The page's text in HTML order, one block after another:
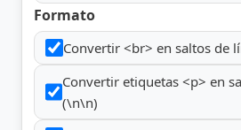
Formato
Convertir <br> en saltos de
Convertir etiquetas <p> en
(\n\n)